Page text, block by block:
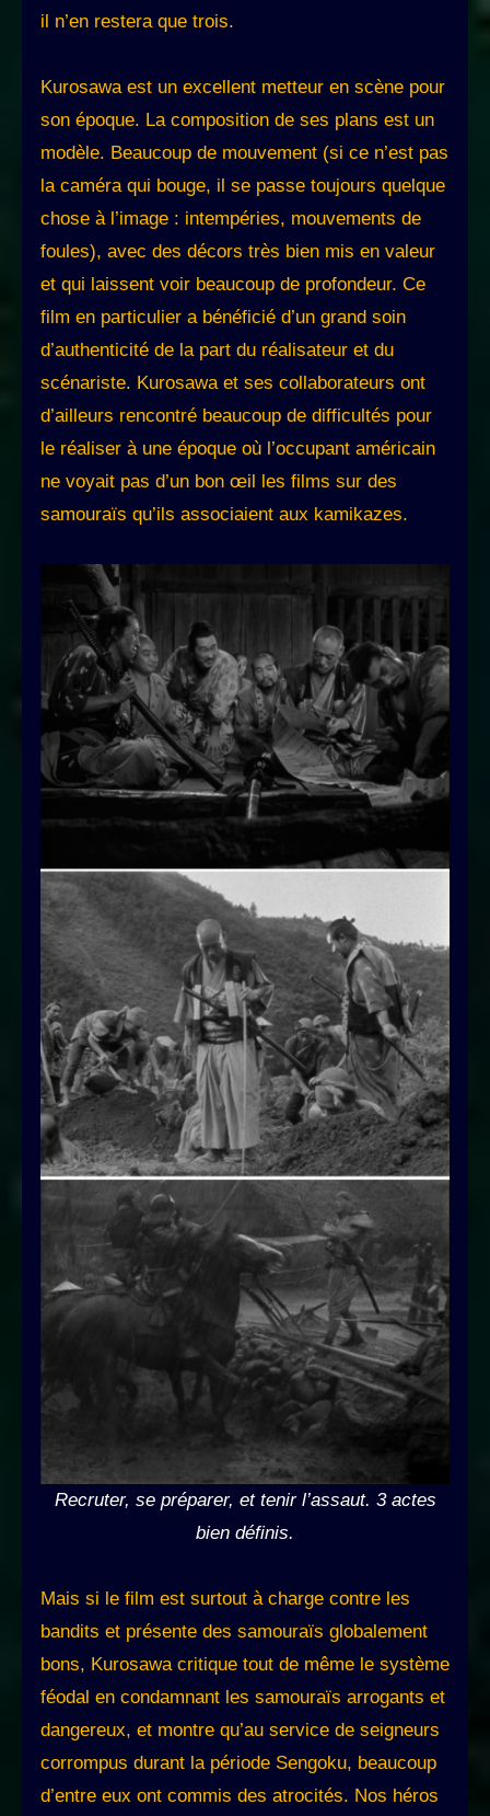
il n’en restera que trois.
Kurosawa est un excellent metteur en scène pour
son époque. La composition de ses plans est un
modèle. Beaucoup de mouvement (si ce n’est pas
la caméra qui bouge, il se passe toujours quelque
chose à l’image : intempéries, mouvements de
foules), avec des décors très bien mis en valeur
et qui laissent voir beaucoup de profondeur. Ce
film en particulier a bénéficié d’un grand soin
d’authenticité de la part du réalisateur et du
scénariste. Kurosawa et ses collaborateurs ont
d’ailleurs rencontré beaucoup de difficultés pour
le réaliser à une époque où l’occupant américain
ne voyait pas d’un bon œil les films sur des
samouraïs qu’ils associaient aux kamikazes.
Recruter, se préparer, et tenir l’assaut. 3 actes
bien définis.
Mais si le film est surtout à charge contre les
bandits et présente des samouraïs globalement
bons, Kurosawa critique tout de même le système
féodal en condamnant les samouraïs arrogants et
dangereux, et montre qu’au service de seigneurs
corrompus durant la période Sengoku, beaucoup
d’entre eux ont commis des atrocités. Nos héros